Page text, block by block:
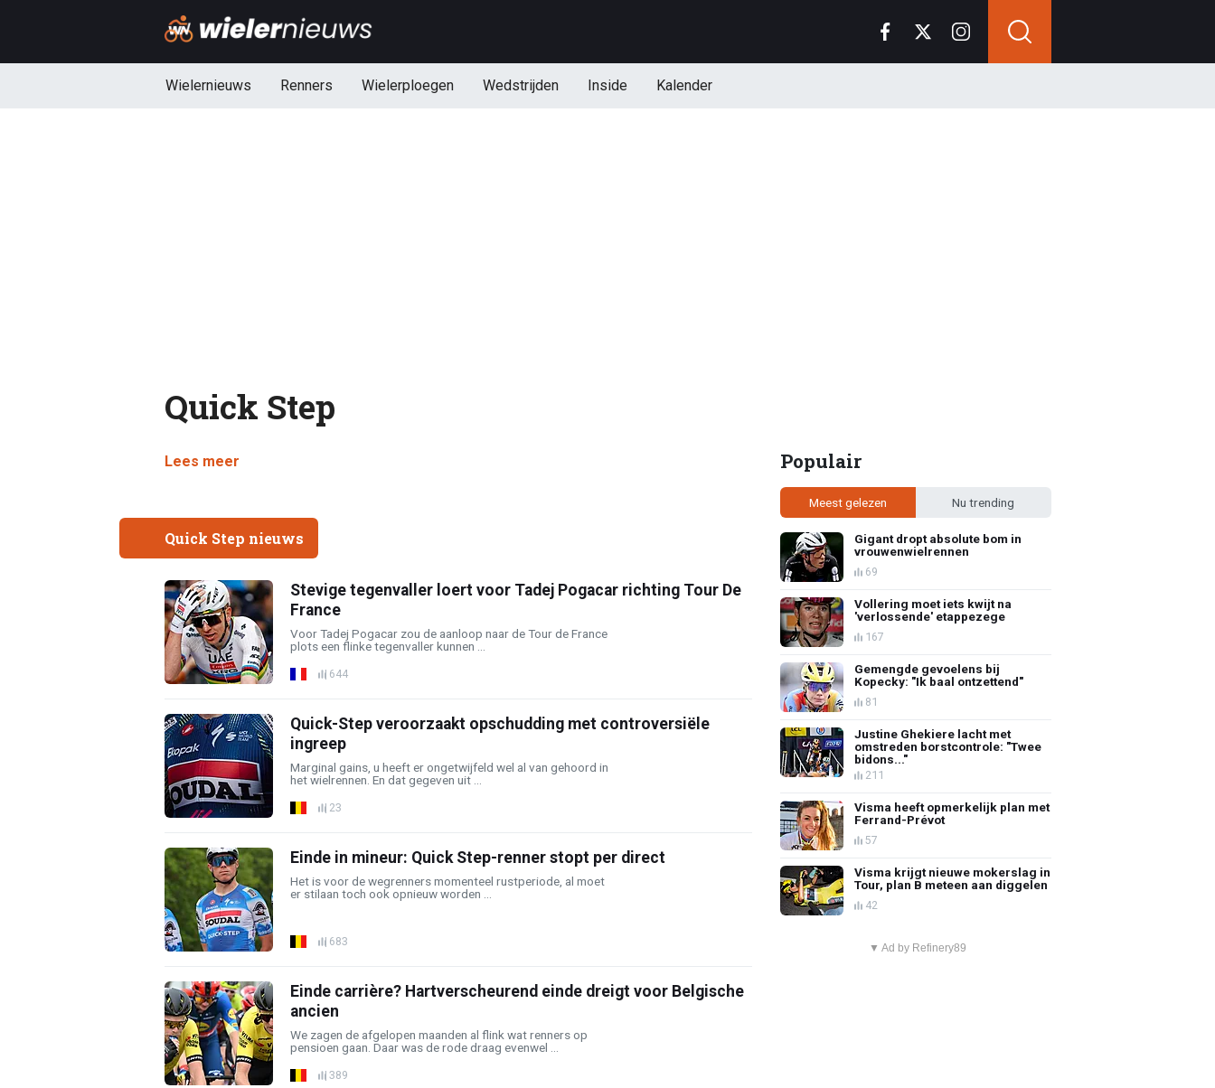
Wielernieuws Renners Wielerploegen Wedstrijden Inside Kalender
Quick Step
Lees meer
Quick Step nieuws
Stevige tegenvaller loert voor Tadej Pogacar richting Tour De
France
Voor Tadej Pogacar zou de aanloop naar de Tour de France
plots een flinke tegenvaller kunnen ...
644
Quick-Step veroorzaakt opschudding met controversiële
ingreep
Marginal gains, u heeft er ongetwijfeld wel al van gehoord in
het wielrennen. En dat gegeven uit ...
23
Einde in mineur: Quick Step-renner stopt per direct
Het is voor de wegrenners momenteel rustperiode, al moet
er stilaan toch ook opnieuw worden ...
683
Einde carrière? Hartverscheurend einde dreigt voor Belgische
ancien
We zagen de afgelopen maanden al flink wat renners op
pensioen gaan. Daar was de rode draag evenwel ...
389
Populair
Meest gelezen Nu trending
Gigant dropt absolute bom in
vrouwenwielrennen
69
Vollering moet iets kwijt na
'verlossende' etappezege
167
Gemengde gevoelens bij
Kopecky: "Ik baal ontzettend"
81
Justine Ghekiere lacht met
omstreden borstcontrole: "Twee
bidons..."
211
Visma heeft opmerkelijk plan met
Ferrand-Prévot
57
Visma krijgt nieuwe mokerslag in
Tour, plan B meteen aan diggelen
42
▼ Ad by Refinery89